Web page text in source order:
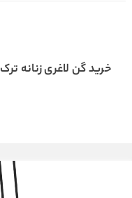
خرید گن لاغری زنانه ترک